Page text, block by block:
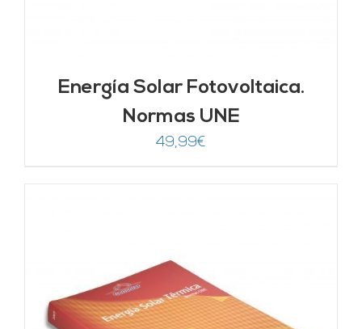
Energía Solar Fotovoltaica.
Normas UNE
49,99€